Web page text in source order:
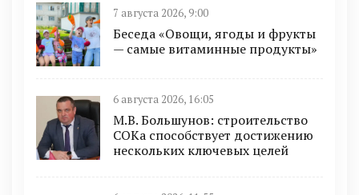
7 августа 2026, 9:00
Беседа «Овощи, ягоды и фрукты
— самые витаминные продукты»
6 августа 2026, 16:05
М.В. Большунов: строительство
СОКа способствует достижению
нескольких ключевых целей